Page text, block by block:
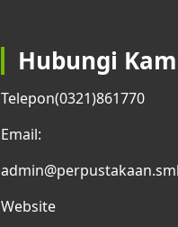
Hubungi
Telepon(0321)861770
Email:
Website